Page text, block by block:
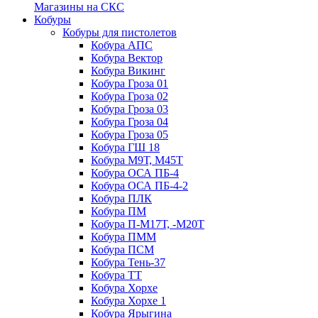
Магазины на СКС
Кобуры
Кобуры для пистолетов
Кобура АПС
Кобура Вектор
Кобура Викинг
Кобура Гроза 01
Кобура Гроза 02
Кобура Гроза 03
Кобура Гроза 04
Кобура Гроза 05
Кобура ГШ 18
Кобура М9Т, М45Т
Кобура ОСА ПБ-4
Кобура ОСА ПБ-4-2
Кобура ПЛК
Кобура ПМ
Кобура П-М17Т, -М20Т
Кобура ПММ
Кобура ПСМ
Кобура Тень-37
Кобура ТТ
Кобура Хорхе
Кобура Хорхе 1
Кобура Ярыгина